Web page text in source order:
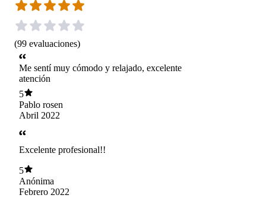
(99 evaluaciones)
Me sentí muy cómodo y relajado, excelente
atención
5
Pablo rosen
Abril 2022
Excelente profesional!!
5
Anónima
Febrero 2022